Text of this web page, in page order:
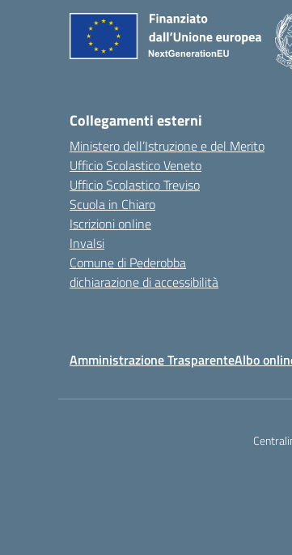
Collegamenti esterni
Ministero dell’Istruzione e del Merito
Ufficio Scolastico Veneto
Ufficio Scolastico Treviso
Scuola in Chiaro
Iscrizioni online
Invalsi
Comune di Pederobba
dichiarazione di accessibilità
Amministrazione TrasparenteAlbo